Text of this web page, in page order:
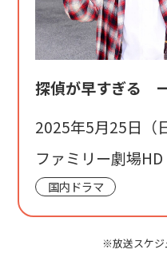
探偵が早すぎる
2025年5月25日（
ファミリー劇場HD
国内ドラマ
※放送スケジ